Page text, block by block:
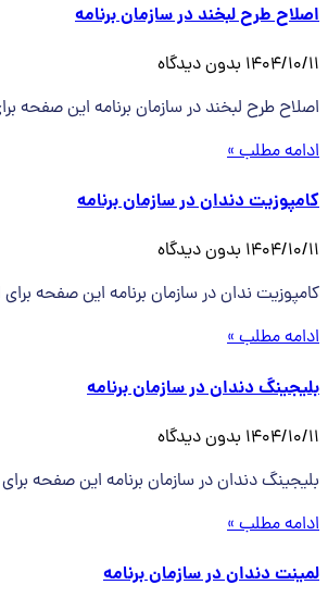
اصلاح طرح لبخند در سازمان برنامه
1404/10/11 بدون دیدگاه
اصلاح طرح لبخند در سازمان برنامه این صفحه
ادامه مطلب »
کامپوزیت دندان در سازمان برنامه
1404/10/11 بدون دیدگاه
کامپوزیت ندان در سازمان برنامه این صفحه برای
ادامه مطلب »
بلیجینگ دندان در سازمان برنامه
1404/10/11 بدون دیدگاه
بلیجینگ دندان در سازمان برنامه این صفحه
ادامه مطلب »
لمینت دندان در سازمان برنامه